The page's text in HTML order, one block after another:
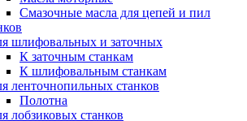
Смазочные масла для цепей и пил
шлифовальных и заточных
К заточным станкам
К шлифовальным станкам
ленточнопильных станков
Полотна
лобзиковых станков